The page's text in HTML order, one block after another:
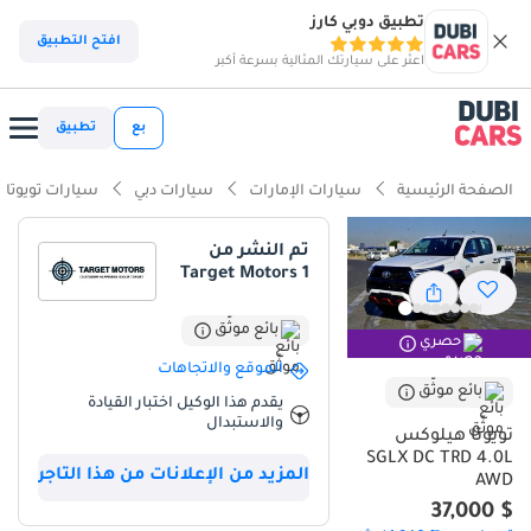
تطبيق دوبي كارز
اعثر على سيارتك المثالية بسرعة أكبر
افتح التطبيق
بع تطبيق
الصفحة الرئيسية سيارات الإمارات سيارات دبي سيارات تويوتا
حصري
بائع موثّق
تويوتا هيلوكس
SGLX DC TRD 4.0L
AWD
$ 37,000
تم النشر من
Target Motors 1
بائع موثّق
الموقع والاتجاهات
يقدم هذا الوكيل اختبار القيادة
والاستبدال
المزيد من الإعلانات من هذا التاجر
ذكاء دوبي كارز
ذكاء دوبيكارز
مصمم خصيصًا للطرق الوعرة
أقل معدل استهلاك في فئته
تصنيف السلامة 5 نجوم من NCAP
ملخص
تُمثل سيارة تويوتا هايلكس 2025 هذه المعيار الذهبي المطلق للموثوقية
وقيمة إعادة البيع في سوق دول مجلس التعاون الخليجي. تأتي بلونها
الأبيض الخارجي المرغوب، وهي مثالية لمناخ المنطقة، وتحافظ على قيمتها
بشكل أفضل من معظم السيارات الأخرى على الطريق. يجمع محركها